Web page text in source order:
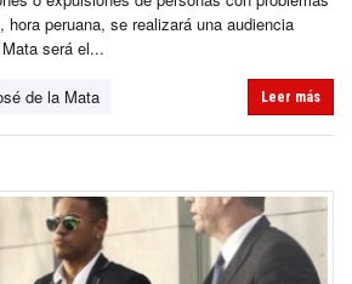
peruana, se realizará una audiencia
será el...
de la Mata Leer más